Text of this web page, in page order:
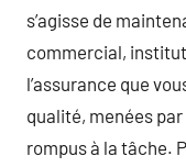
s’agisse de
commercial,
l’assurance que
qualité, menées
rompus à la tâche.